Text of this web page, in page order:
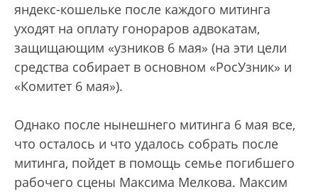
яндекс-кошельке после каждого митинга
уходят на оплату гонораров адвокатам,
защищающим «узников 6 мая» (на эти цели
средства собирает в основном «РосУзник» и
«Комитет 6 мая»).
Однако после нынешнего митинга 6 мая все,
что осталось и что удалось собрать после
митинга, пойдет в помощь семье погибшего
рабочего сцены Максима Мелкова. Максим